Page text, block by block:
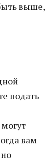
выше,
подать
вам